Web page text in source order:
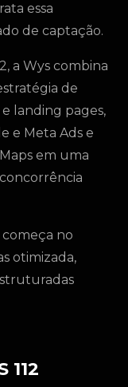
essa
de captação.
a Wys combina
de
e landing pages,
e Meta Ads e
em uma
começa no
otimizada,
112